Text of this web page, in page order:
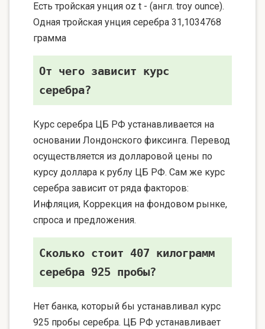
Есть тройская унция oz t - (англ. troy ounce).
Одная тройская унция серебра 31,1034768
грамма
От чего зависит курс
серебра?
Курс серебра ЦБ РФ устанавливается на
основании Лондонского фиксинга. Перевод
осуществляется из долларовой цены по
курсу доллара к рублу ЦБ РФ. Сам же курс
серебра зависит от ряда факторов:
Инфляция, Коррекция на фондовом рынке,
спроса и предложения.
Сколько стоит 407 килограмм
серебра 925 пробы?
Нет банка, который бы устанавливал курс
925 пробы серебра. ЦБ РФ устанавливает